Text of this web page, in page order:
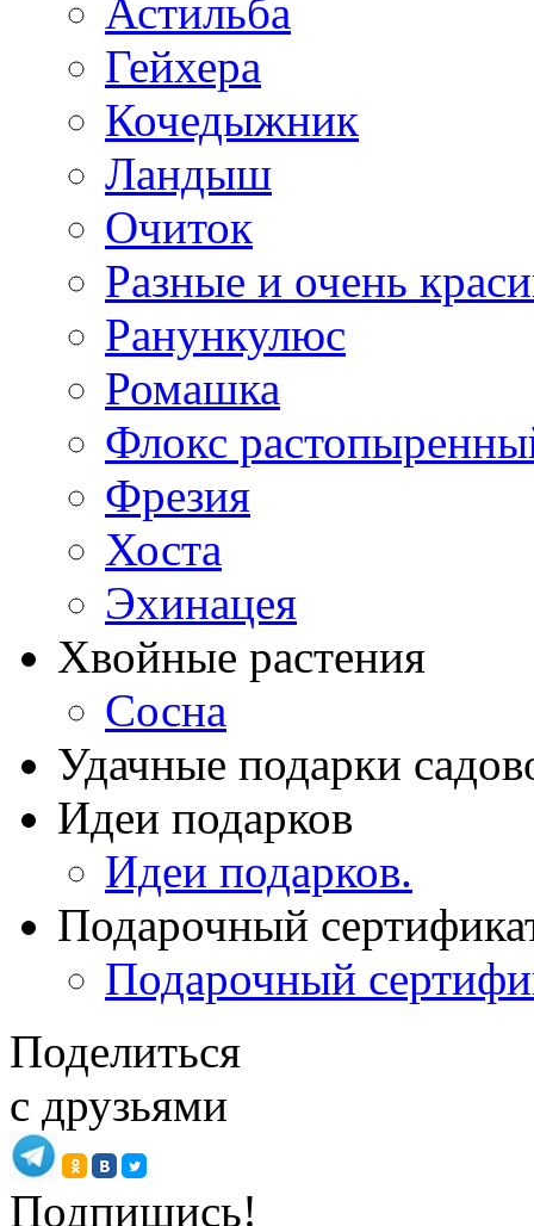
Астильба
Гейхера
Кочедыжник
Ландыш
Очиток
Разные и очень
Ранункулюс
Ромашка
Флокс
Фрезия
Хоста
Эхинацея
Хвойные растения
Сосна
Удачные подарки
Идеи подарков
Идеи подарков.
Подарочный
Подарочный
Поделиться
с друзьями
Подпишись!